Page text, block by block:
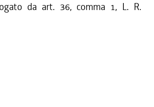
da art. 36, comma 1, L. R.